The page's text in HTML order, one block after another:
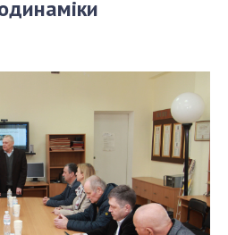
і математичних
наук
гуманітарних наук